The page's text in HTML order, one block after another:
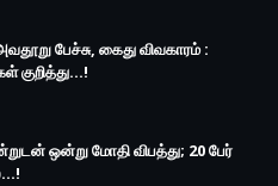
பேச்சு, கைது விவகாரம் :
ஒன்று மோதி விபத்து; 20 பேர்